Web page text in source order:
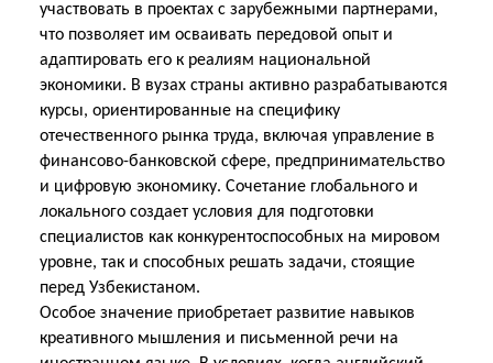
участвовать в проектах с зарубежными партнерами,
что позволяет им осваивать передовой опыт и
адаптировать его к реалиям национальной
экономики. В вузах страны активно разрабатываются
курсы, ориентированные на специфику
отечественного рынка труда, включая управление в
финансово-банковской сфере, предпринимательство
и цифровую экономику. Сочетание глобального и
локального создает условия для подготовки
специалистов как конкурентоспособных на мировом
уровне, так и способных решать задачи, стоящие
перед Узбекистаном.
Особое значение приобретает развитие навыков
креативного мышления и письменной речи на